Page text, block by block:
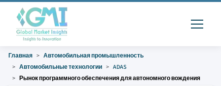
Главная
Автомобильная промышленность
Автомобильные технологии
ADAS
Рынок программного обеспечения для автономного вождения